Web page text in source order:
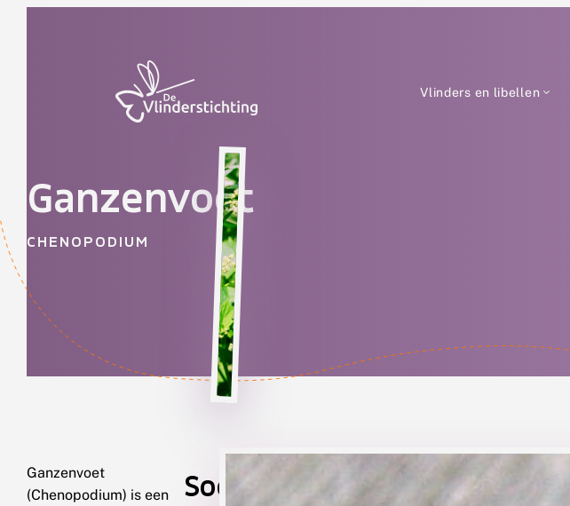
Vlinders en libellen
Ganzenvoet
CHENOPODIUM
Ganzenvoet
(Chenopodium) is een
Soorten